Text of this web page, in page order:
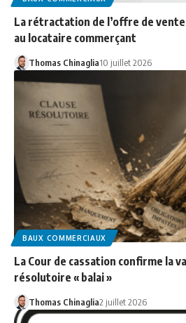
La rétractation de l’offre de
au locataire commerçant
Thomas Chinaglia10 juillet 2026
BAUX COMMERCIAUX
La Cour de cassation confirme la
résolutoire « balai »
Thomas Chinaglia2 juillet 2026